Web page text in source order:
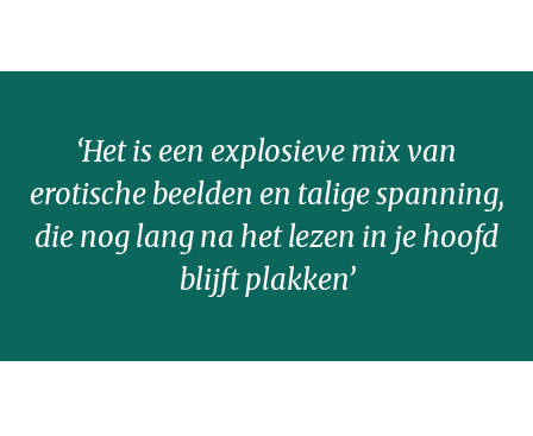
‘Het is een explosieve mix van
erotische beelden en talige spanning,
die nog lang na het lezen in je hoofd
blijft plakken’